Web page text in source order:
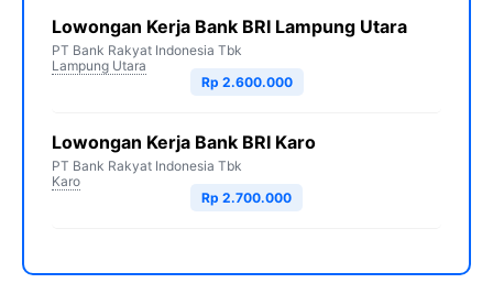
Lowongan Kerja Bank BRI Lampung Utara
PT Bank Rakyat Indonesia Tbk
Lampung Utara
Rp 2.600.000
Lowongan Kerja Bank BRI Karo
PT Bank Rakyat Indonesia Tbk
Karo
Rp 2.700.000